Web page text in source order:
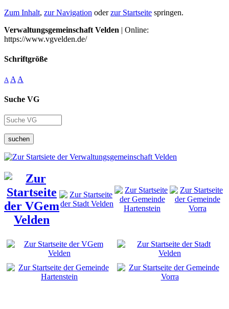
Zum Inhalt, zur Navigation oderzur Startseite springen.
Verwaltungsgemeinschaft Velden | Online:
https://www.vgvelden.de/
Schriftgröße
A A A
Suche VG
suchen